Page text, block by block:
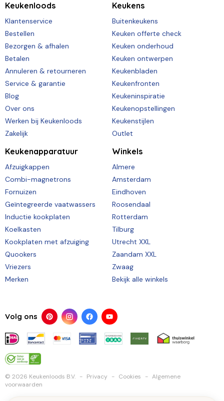
Keukenloods
Klantenservice
Bestellen
Bezorgen & afhalen
Betalen
Annuleren & retourneren
Service & garantie
Blog
Over ons
Werken bij Keukenloods
Zakelijk
Keukens
Buitenkeukens
Keuken offerte check
Keuken onderhoud
Keuken ontwerpen
Keukenbladen
Keukenfronten
Keukeninspiratie
Keukenopstellingen
Keukenstijlen
Outlet
Keukenapparatuur
Afzuigkappen
Combi-magnetrons
Fornuizen
Geïntegreerde vaatwassers
Inductie kookplaten
Koelkasten
Kookplaten met afzuiging
Quookers
Vriezers
Merken
Winkels
Almere
Amsterdam
Eindhoven
Roosendaal
Rotterdam
Tilburg
Utrecht XXL
Zaandam XXL
Zwaag
Bekijk alle winkels
Volg ons
© 2026 Keukenloods B.V. Privacy Cookies
Algemene
voorwaarden